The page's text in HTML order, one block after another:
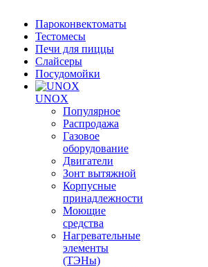
Пароконвектоматы
Тестомесы
Печи для пиццы
Слайсеры
Посудомойки
UNOX
Популярное
Распродажа
Газовое
оборудование
Двигатели
Зонт вытяжной
Корпусные
принадлежности
Моющие
средства
Нагревательные
элементы
(ТЭНы)